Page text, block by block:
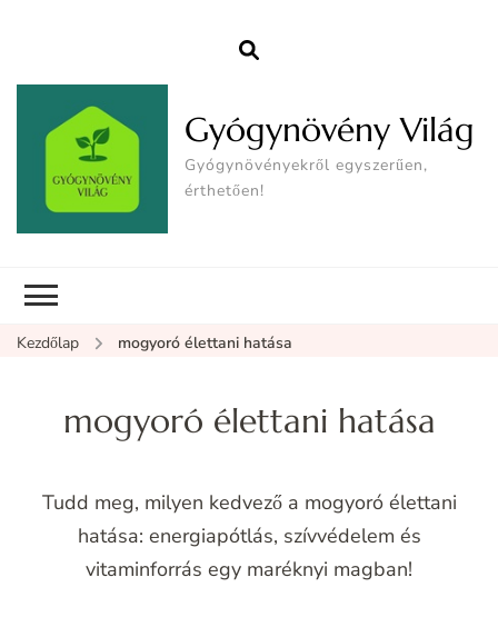
Gyógynövény Világ
Gyógynövényekről egyszerűen,
érthetően!
Kezdőlap mogyoró élettani hatása
mogyoró élettani hatása
Tudd meg, milyen kedvező a mogyoró élettani
hatása: energiapótlás, szívvédelem és
vitaminforrás egy maréknyi magban!